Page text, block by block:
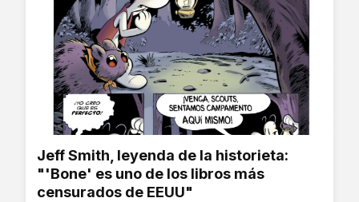
Jeff Smith, leyenda de la historieta:
"'Bone' es uno de los libros más
censurados de EEUU"